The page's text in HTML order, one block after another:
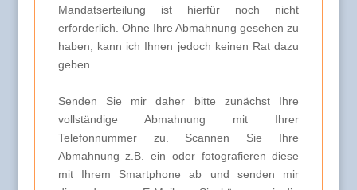
Mandatserteilung ist hierfür noch nicht
erforderlich. Ohne Ihre Abmahnung gesehen zu
haben, kann ich Ihnen jedoch keinen Rat dazu
geben.
Senden Sie mir daher bitte zunächst Ihre
vollständige Abmahnung mit Ihrer
Telefonnummer zu. Scannen Sie Ihre
Abmahnung z.B. ein oder fotografieren diese
mit Ihrem Smartphone ab und senden mir